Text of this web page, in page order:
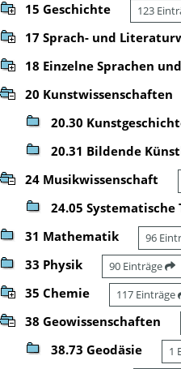
15 Geschichte 123
17 Sprach- und
18 Einzelne Sprachen
20 Kunstwissenschaften
20.30
20.31 Bildende
24 Musikwissenschaft
24.05
31 Mathematik 96
33 Physik 90 Einträge
35 Chemie 117 Einträge
38 Geowissenschaften
38.73 Geodäsie 1